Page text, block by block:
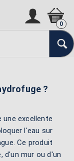
0
?
une excellente
l'eau sur
Ce produit
d'un mur ou d'un